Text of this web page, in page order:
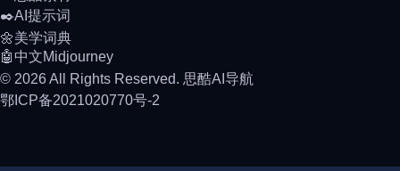
✒️AI提示词
🌼美学词典
🤖中文Midjourney
© 2026 All Rights Reserved. 思酷AI导航
鄂ICP备2021020770号-2